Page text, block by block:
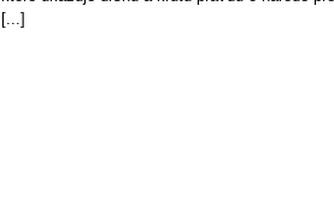
[...]